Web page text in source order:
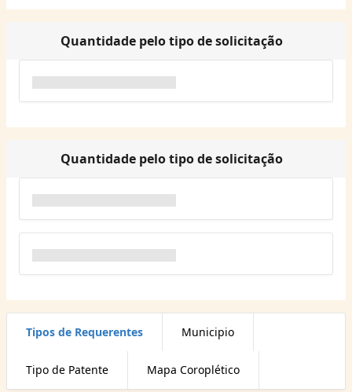
Quantidade pelo tipo de solicitação
Quantidade pelo tipo de solicitação
Tipos de Requerentes Municipio
Tipo de Patente Mapa Coroplético